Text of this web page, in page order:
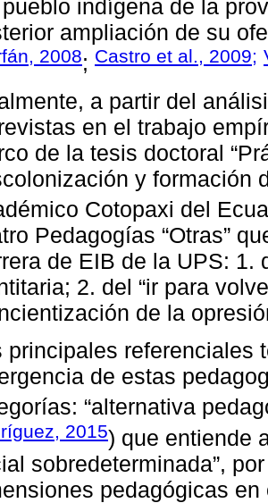
indígena de la
ampliación de su
2008; Castro et al., 2009;
a partir del
en el trabajo
de la tesis doctoral
y formación
Cotopaxi del
Pedagogías “Otras”
de EIB de la UPS: 1.
2. del “ir para
de la
principales referenciales
de estas
“alternativa
2015) que entiende
sobredeterminada”,
pedagógicas